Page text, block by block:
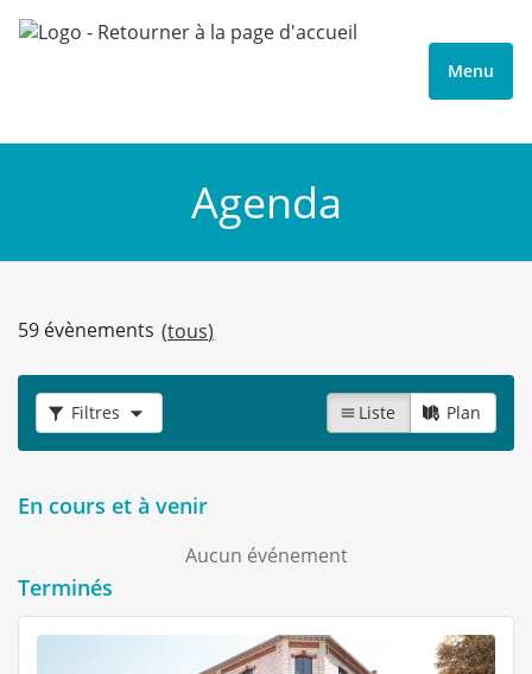
Menu
Agenda
59 évènements (tous)
Filtres Liste Plan
En cours et à venir
Aucun événement
Terminés